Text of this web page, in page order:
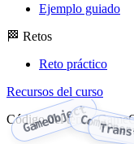
Ejemplo guiado
🏁 Retos
Reto práctico
Recursos del curso
Código del tema:
GameObject